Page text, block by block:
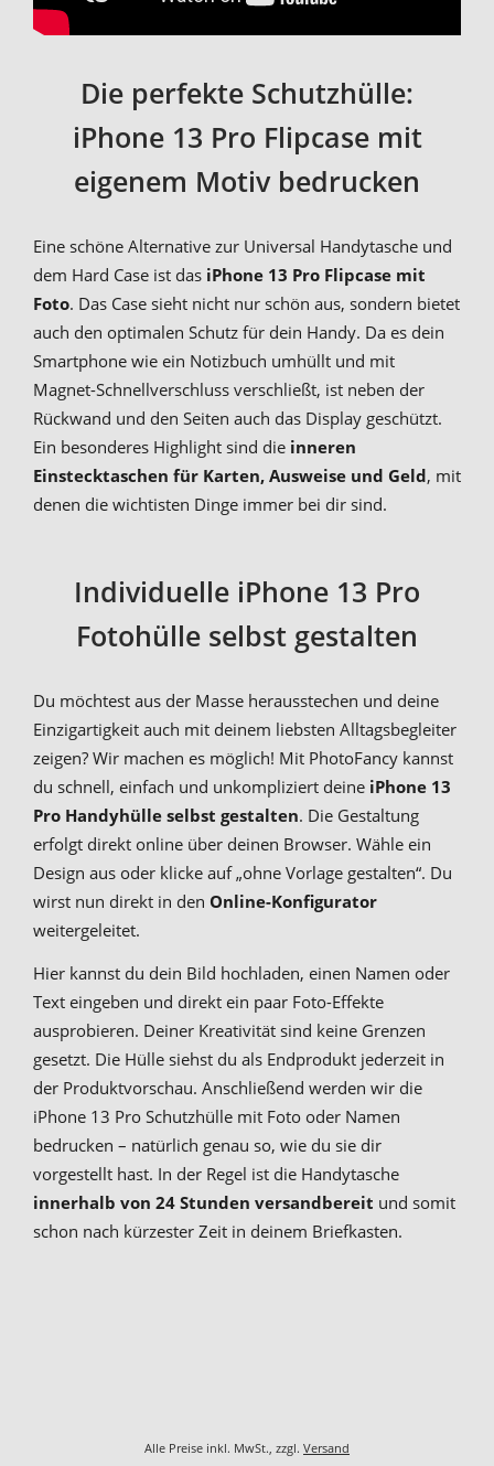
Die perfekte Schutzhülle:
iPhone 13 Pro Flipcase mit
eigenem Motiv bedrucken
Eine schöne Alternative zur Universal Handytasche und
dem Hard Case ist das iPhone 13 Pro Flipcase mit
Foto. Das Case sieht nicht nur schön aus, sondern bietet
auch den optimalen Schutz für dein Handy. Da es dein
Smartphone wie ein Notizbuch umhüllt und mit
Magnet-Schnellverschluss verschließt, ist neben der
Rückwand und den Seiten auch das Display geschützt.
Ein besonderes Highlight sind die inneren
Einstecktaschen für Karten, Ausweise und Geld, mit
denen die wichtisten Dinge immer bei dir sind.
Individuelle iPhone 13 Pro
Fotohülle selbst gestalten
Du möchtest aus der Masse herausstechen und deine
Einzigartigkeit auch mit deinem liebsten Alltagsbegleiter
zeigen? Wir machen es möglich! Mit PhotoFancy kannst
du schnell, einfach und unkompliziert deine iPhone 13
Pro Handyhülle selbst gestalten. Die Gestaltung
erfolgt direkt online über deinen Browser. Wähle ein
Design aus oder klicke auf „ohne Vorlage gestalten“. Du
wirst nun direkt in den Online-Konfigurator
weitergeleitet.
Hier kannst du dein Bild hochladen, einen Namen oder
Text eingeben und direkt ein paar Foto-Effekte
ausprobieren. Deiner Kreativität sind keine Grenzen
gesetzt. Die Hülle siehst du als Endprodukt jederzeit in
der Produktvorschau. Anschließend werden wir die
iPhone 13 Pro Schutzhülle mit Foto oder Namen
bedrucken – natürlich genau so, wie du sie dir
vorgestellt hast. In der Regel ist die Handytasche
innerhalb von 24 Stunden versandbereit und somit
schon nach kürzester Zeit in deinem Briefkasten.
Alle Preise inkl. MwSt., zzgl. Versand